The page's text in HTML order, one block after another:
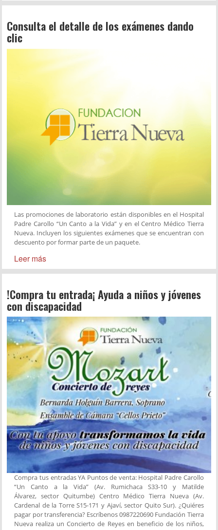
Consulta el detalle de los exámenes dando
clic
Las promociones de laboratorio están disponibles en el Hospital
Padre Carollo “Un Canto a la Vida” y en el Centro Médico Tierra
Nueva. Incluyen los siguientes exámenes que se encuentran con
descuento por formar parte de un paquete.
Leer más
!Compra tu entrada¡ Ayuda a niños y jóvenes
con discapacidad
Compra tus entradas YA Puntos de venta: Hospital Padre Carollo
“Un Canto a la Vida” (Av. Rumichaca S33-10 y Matilde
Álvarez, sector Quitumbe) Centro Médico Tierra Nueva (Av.
Cardenal de la Torre S15-171 y Ajaví, sector Quito Sur). ¿Quiéres
pagar por transferencia? Escríbenos 0987220690 Fundación Tierra
Nueva realiza un Concierto de Reyes en beneficio de los niños,